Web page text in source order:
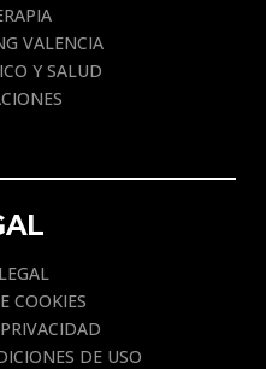
VALENCIA
Y SALUD
COOKIES
DE USO